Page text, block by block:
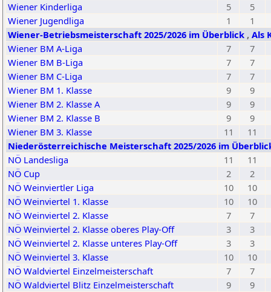
Wiener Kinderliga
5
5
Wiener Jugendliga
1
1
Wiener-Betriebsmeisterschaft 2025/2026 im Überblick , Als
Wiener BM A-Liga
7
7
Wiener BM B-Liga
7
7
Wiener BM C-Liga
7
7
Wiener BM 1. Klasse
9
9
Wiener BM 2. Klasse A
9
9
Wiener BM 2. Klasse B
9
9
Wiener BM 3. Klasse
11
11
Niederösterreichische Meisterschaft 2025/2026 im
NÖ Landesliga
11
11
NÖ Cup
2
2
NÖ Weinviertler Liga
10
10
NÖ Weinviertel 1. Klasse
10
10
NÖ Weinviertel 2. Klasse
7
7
NÖ Weinviertel 2. Klasse oberes Play-Off
3
3
NÖ Weinviertel 2. Klasse unteres Play-Off
3
3
NÖ Weinviertel 3. Klasse
10
10
NÖ Waldviertel Einzelmeisterschaft
7
7
NÖ Waldviertel Blitz Einzelmeisterschaft
9
9